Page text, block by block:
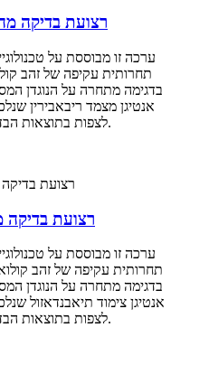
רצועת בדיקה
ערכה זו מבוססת על
תחרותית עקיפה של זהב
בדגימה מתחרה על הנוגדן
אנטיגן מצמד ריבאבירין
לצפות בתוצאות הבדיקה בעין בלתי מזוינת.
רצועת בדיקה
ערכה זו מבוססת על
תחרותית עקיפה של זהב
בדגימה מתחרה על הנוגדן
אנטיגן צימוד תיאבנדאזול
לצפות בתוצאות הבדיקה בעין בלתי מזוינת.